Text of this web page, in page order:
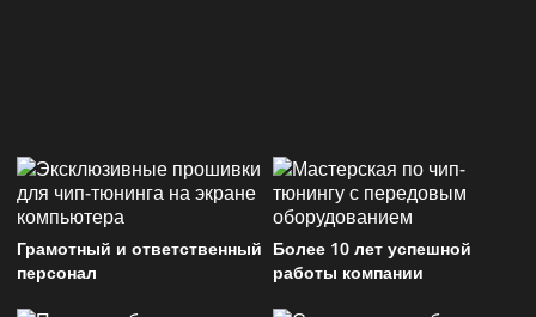
Грамотный и ответственный
персонал
Более 10 лет успешной
работы компании